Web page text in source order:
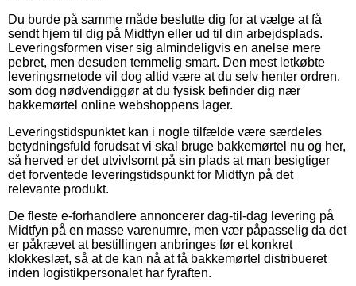
Du burde på samme måde beslutte dig for at vælge at få
sendt hjem til dig på Midtfyn eller ud til din arbejdsplads.
Leveringsformen viser sig almindeligvis en anelse mere
pebret, men desuden temmelig smart. Den mest letkøbte
leveringsmetode vil dog altid være at du selv henter ordren,
som dog nødvendiggør at du fysisk befinder dig nær
bakkemørtel online webshoppens lager.
Leveringstidspunktet kan i nogle tilfælde være særdeles
betydningsfuld forudsat vi skal bruge bakkemørtel nu og her,
så herved er det utvivlsomt på sin plads at man besigtiger
det forventede leveringstidspunkt for Midtfyn på det
relevante produkt.
De fleste e-forhandlere annoncerer dag-til-dag levering på
Midtfyn på en masse varenumre, men vær påpasselig da det
er påkrævet at bestillingen anbringes før et konkret
klokkeslæt, så at de kan nå at få bakkemørtel distribueret
inden logistikpersonalet har fyraften.